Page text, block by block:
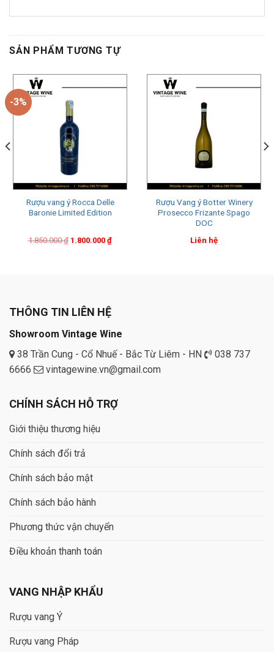
SẢN PHẨM TƯƠNG TỰ
-3%
Rượu vang ý Rocca Delle
Baronie Limited Edition
1.850.000₫
Original
1.800.000₫
Current
Rượu Vang ý Botter Winery
Prosecco Frizante Spago
DOC
Liên hệ
THÔNG TIN LIÊN HỆ
Showroom Vintage Wine
38 Trần Cung - Cổ Nhuế - Bắc Từ Liêm - HN
038 737
6666
vintagewine.vn@gmail.com
CHÍNH SÁCH HỖ TRỢ
Giới thiệu thương hiệu
Chính sách đổi trả
Chính sách bảo mật
Chính sách bảo hành
Phương thức vận chuyển
Điều khoản thanh toán
VANG NHẬP KHẨU
Rượu vang Ý
Rượu vang Pháp